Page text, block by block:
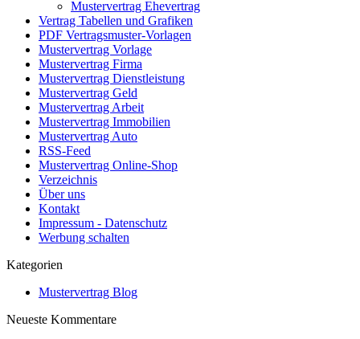
Mustervertrag Ehevertrag
Vertrag Tabellen und Grafiken
PDF Vertragsmuster-Vorlagen
Mustervertrag Vorlage
Mustervertrag Firma
Mustervertrag Dienstleistung
Mustervertrag Geld
Mustervertrag Arbeit
Mustervertrag Immobilien
Mustervertrag Auto
RSS-Feed
Mustervertrag Online-Shop
Verzeichnis
Über uns
Kontakt
Impressum - Datenschutz
Werbung schalten
Kategorien
Mustervertrag Blog
Neueste Kommentare